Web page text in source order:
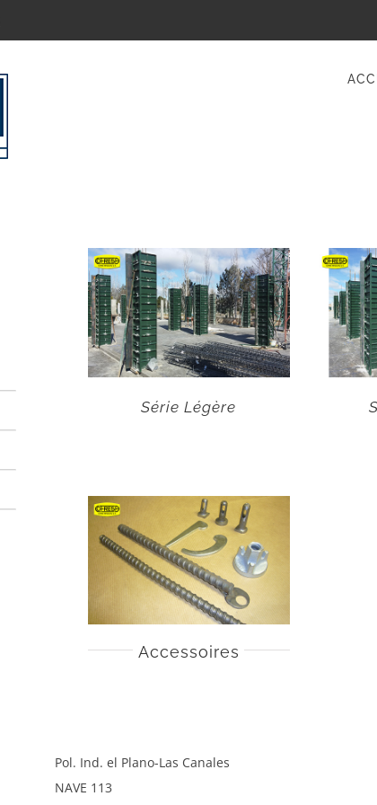
Série Légère
Accessoires
Pol. Ind. el Plano-Las Canales
NAVE 113